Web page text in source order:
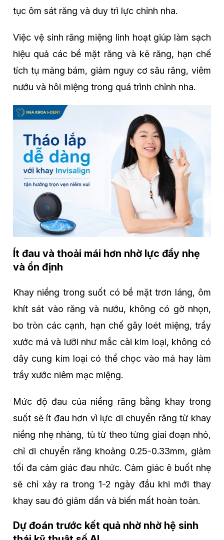
tục ôm sát răng và duy trì lực chỉnh nha.
Việc vệ sinh răng miệng linh hoạt giúp làm sạch
hiệu quả các bề mặt răng và kẽ răng, hạn chế
tích tụ mảng bám, giảm nguy cơ sâu răng, viêm
nướu và hôi miệng trong quá trình chỉnh nha.
Ít đau và thoải mái hơn nhờ lực đẩy nhẹ
và ổn định
Khay niềng trong suốt có bề mặt trơn láng, ôm
khít sát vào răng và nướu, không có gờ nhọn,
bo tròn các cạnh, hạn chế gây loét miệng, trầy
xước má và lưỡi như mắc cài kim loại, không có
dây cung kim loại có thể chọc vào má hay làm
trầy xước niêm mạc miệng.
Mức độ đau của niềng răng bằng khay trong
suốt sẽ ít đau hơn vì lực di chuyển răng từ khay
niềng nhẹ nhàng, tù từ theo từng giai đoạn nhỏ,
chỉ di chuyển răng khoảng 0.25-0.33mm, giảm
tối đa cảm giác đau nhức. Cảm giác ê buốt nhẹ
sẽ chỉ xảy ra trong 1-2 ngày đầu khi mới thay
khay sau đó giảm dần và biến mất hoàn toàn.
Dự đoán trước kết quả nhờ nhờ hệ sinh